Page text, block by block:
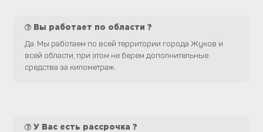
Вы работает по области ?
Да. Мы работаем по всей территории города Жуков и
всей области, при этом не берем дополнительные
средства за километраж.
У Вас есть рассрочка ?